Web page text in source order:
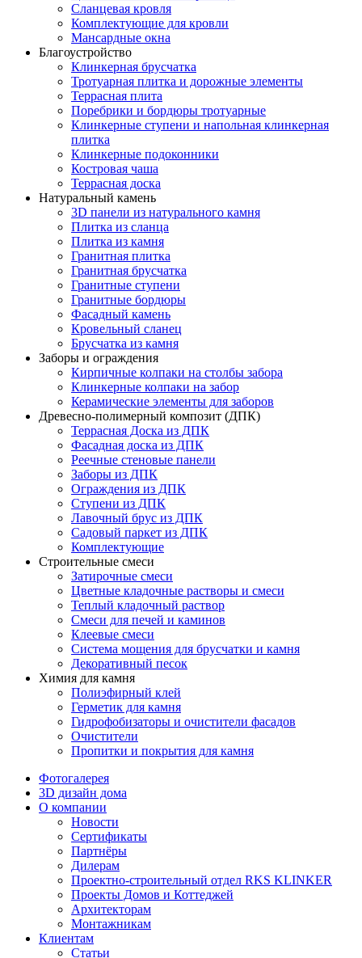
Сланцевая кровля
Комплектующие для кровли
Мансардные окна
Благоустройство
Клинкерная брусчатка
Тротуарная плитка и дорожные элементы
Террасная плита
Поребрики и бордюры тротуарные
Клинкерные ступени и напольная клинкерная
плитка
Клинкерные подоконники
Костровая чаша
Террасная доска
Натуральный камень
3D панели из натурального камня
Плитка из сланца
Плитка из камня
Гранитная плитка
Гранитная брусчатка
Гранитные ступени
Гранитные бордюры
Фасадный камень
Кровельный сланец
Брусчатка из камня
Заборы и ограждения
Кирпичные колпаки на столбы забора
Клинкерные колпаки на забор
Керамические элементы для заборов
Древесно-полимерный композит (ДПК)
Террасная Доска из ДПК
Фасадная доска из ДПК
Реечные стеновые панели
Заборы из ДПК
Ограждения из ДПК
Ступени из ДПК
Лавочный брус из ДПК
Садовый паркет из ДПК
Комплектующие
Строительные смеси
Затирочные смеси
Цветные кладочные растворы и смеси
Теплый кладочный раствор
Смеси для печей и каминов
Клеевые смеси
Система мощения для брусчатки и камня
Декоративный песок
Химия для камня
Полиэфирный клей
Герметик для камня
Гидрофобизаторы и очистители фасадов
Очистители
Пропитки и покрытия для камня
Фотогалерея
3D дизайн дома
О компании
Новости
Сертификаты
Партнёры
Дилерам
Проектно-строительный отдел RKS KLINKER
Проекты Домов и Коттеджей
Архитекторам
Монтажникам
Клиентам
Статьи